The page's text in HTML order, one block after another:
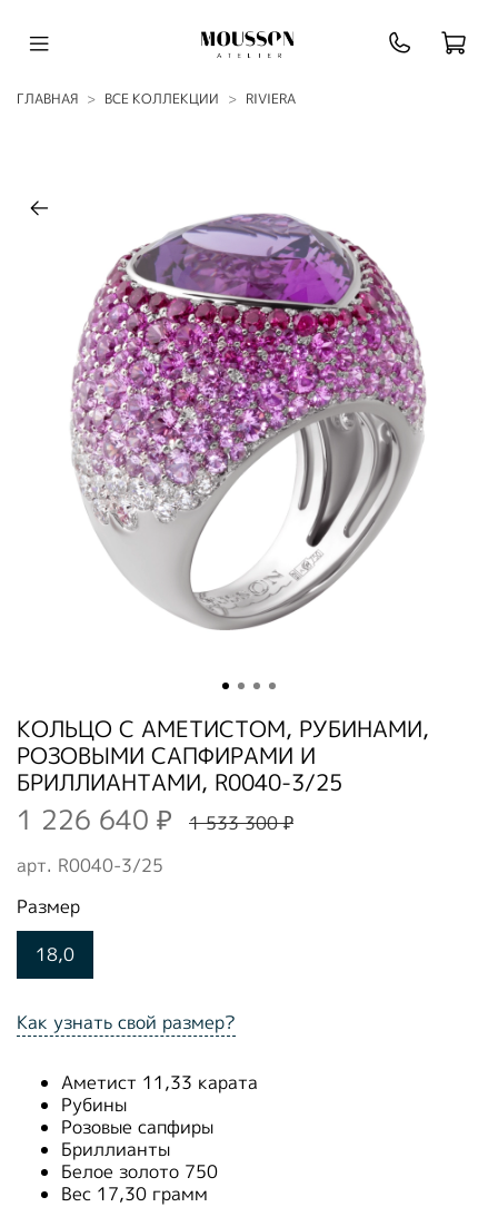
ГЛАВНАЯ ВСЕ КОЛЛЕКЦИИ RIVIERA
арт. R0040-3/25
КОЛЬЦО С АМЕТИСТОМ, РУБИНАМИ,
РОЗОВЫМИ САПФИРАМИ И
БРИЛЛИАНТАМИ, R0040-3/25
1 226 640 ₽ 1 533 300 ₽
Как узнать свой размер?
Размер
18,0
Аметист 11,33 карата
Рубины
Розовые сапфиры
Бриллианты
Белое золото 750
Вес 17,30 грамм